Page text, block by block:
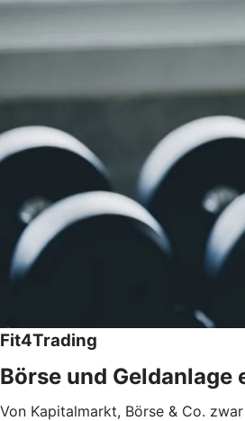
Fit4Trading
Börse und
Von Kapitalmarkt, Börse & Co.